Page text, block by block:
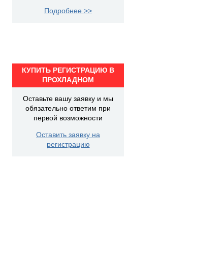
Подробнее >>
КУПИТЬ РЕГИСТРАЦИЮ В
ПРОХЛАДНОМ
Оставьте вашу заявку и мы
обязательно ответим при
первой возможности
Оставить заявку на
регистрацию